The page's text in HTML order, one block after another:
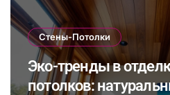
Стены-Потолки
Эко-тренды в
потолков: